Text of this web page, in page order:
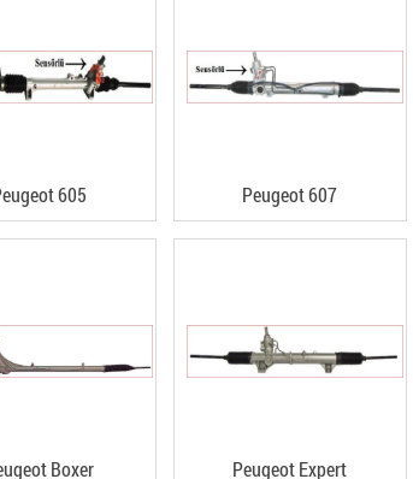
605 Peugeot 607
Boxer Peugeot Expert